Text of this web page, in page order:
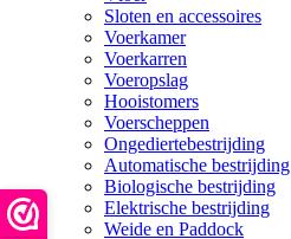
Sloten en accessoires
Voerkamer
Voerkarren
Voeropslag
Hooistomers
Voerscheppen
Ongediertebestrijding
Automatische bestrijding
Biologische bestrijding
Elektrische bestrijding
Weide en Paddock